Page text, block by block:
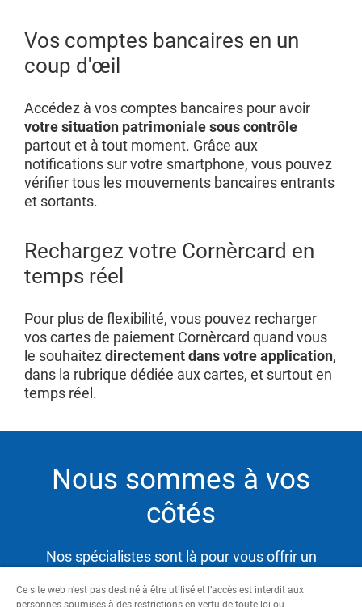
Vos comptes bancaires en un
coup d'œil
Accédez à vos comptes bancaires pour avoir
votre situation patrimoniale sous contrôle
partout et à tout moment. Grâce aux
notifications sur votre smartphone, vous pouvez
vérifier tous les mouvements bancaires entrants
et sortants.
Rechargez votre Cornèrcard en
temps réel
Pour plus de flexibilité, vous pouvez recharger
vos cartes de paiement Cornèrcard quand vous
le souhaitez directement dans votre application,
dans la rubrique dédiée aux cartes, et surtout en
temps réel.
Nous sommes à vos
côtés
Nos spécialistes sont là pour vous offrir un
besoins tout en vous aidant à atteindre vos
Ce site web n'est pas destiné à être utilisé et l’accès est interdit aux
personnes soumises à des restrictions en vertu de toute loi ou